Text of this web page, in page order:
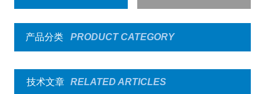
产品分类 PRODUCT CATEGORY
技术文章 RELATED ARTICLES